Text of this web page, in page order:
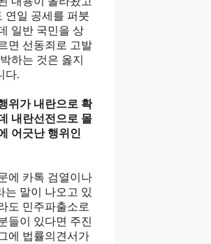
연일 공세를 퍼붓
일반 국민을 상
면 선동죄로 고발
하는 것은 옳지
다.
위가 내란으로 확
내란선전으로 몰
어긋난 행위인
에 카톡 검열이나
는 말이 나오고 있
도 민주파출소로
들이 있다면 주진
에 법률의견서가